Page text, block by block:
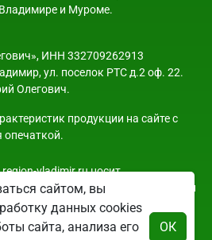
и Муроме.
ИНН 332709262913
ул. поселок РТС д.2 оф. 22.
Олегович.
продукции на сайте с
опечаткой.
vladimir.ru носит
и справочный характер и ни
публичной офертой. Всю
можно узнать по телефонам
сайтом, вы
данных cookies
сайта, анализа его
ОК